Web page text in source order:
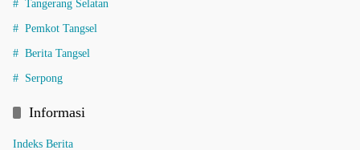
Tangerang Selatan
Pemkot Tangsel
Berita Tangsel
Serpong
Informasi
Indeks Berita